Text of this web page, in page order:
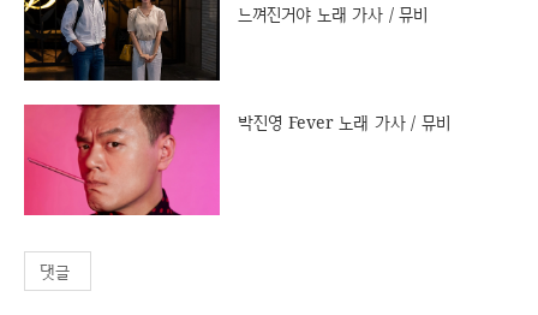
느껴진거야 노래 가사 / 뮤비
박진영 Fever 노래 가사 / 뮤비
댓글